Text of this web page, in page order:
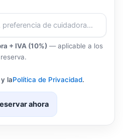
+ IVA (10%) — aplicable a los
laPolítica de Privacidad.
ahora